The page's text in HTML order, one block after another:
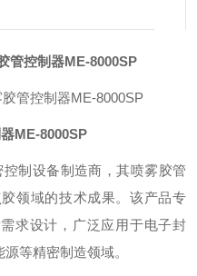
管控制器ME-8000SP
ME-8000SP
制设备制造商，其喷雾胶管
领域的技术成果。该产品专
求设计，广泛应用于电子封
等精密制造领域。